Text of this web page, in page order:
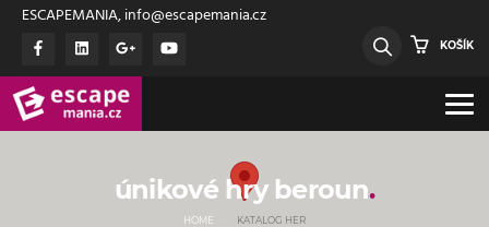
ESCAPEMANIA, info@escapemania.cz
KOŠÍK
únikové hry beroun
HOME KATALOG HER